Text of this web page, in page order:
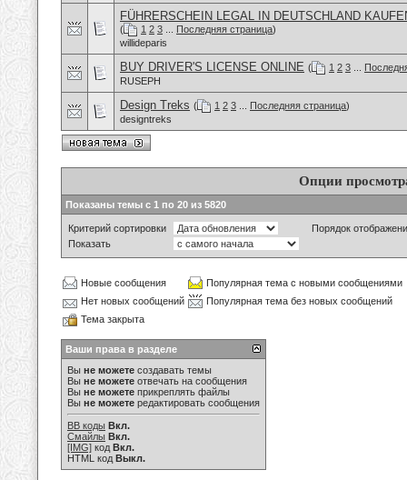
FÜHRERSCHEIN LEGAL IN DEUTSCHLAND
( 1 2 3 Последняя страница)
willideparis
BUY DRIVER'S LICENSE ONLINE ( 1 2 3
RUSEPH
Design Treks ( 1 2 3 Последняя страница)
designtreks
Опции
Показаны темы с 1 по 20 из 5820
Критерий сортировки
Порядок
Показать
Новые сообщения
Популярная тема с новыми сообщениями
Нет новых сообщений
Популярная тема без новых сообщений
Тема закрыта
Ваши права в разделе
Вы не можете создавать темы
Вы не можете отвечать на сообщения
Вы не можете прикреплять файлы
Вы не можете редактировать сообщения
BB коды Вкл.
Смайлы Вкл.
[IMG] код Вкл.
HTML код Выкл.